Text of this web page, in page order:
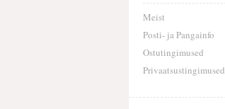
Meist
Posti- ja Pangainfo
Ostutingimused
Privaatsustingimused